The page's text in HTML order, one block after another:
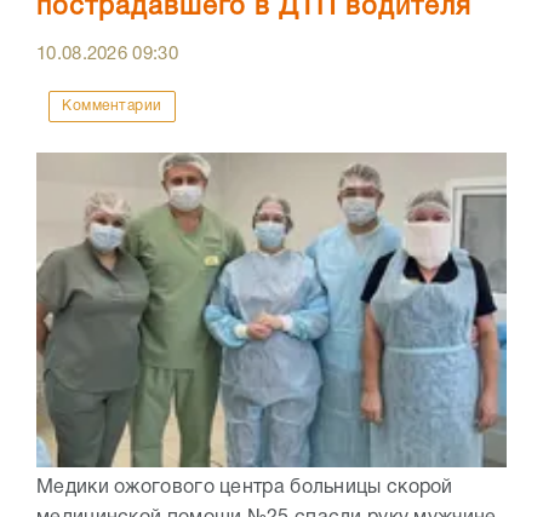
пострадавшего в ДТП водителя
10.08.202609:30
Комментарии
Медики ожогового центра больницы скорой